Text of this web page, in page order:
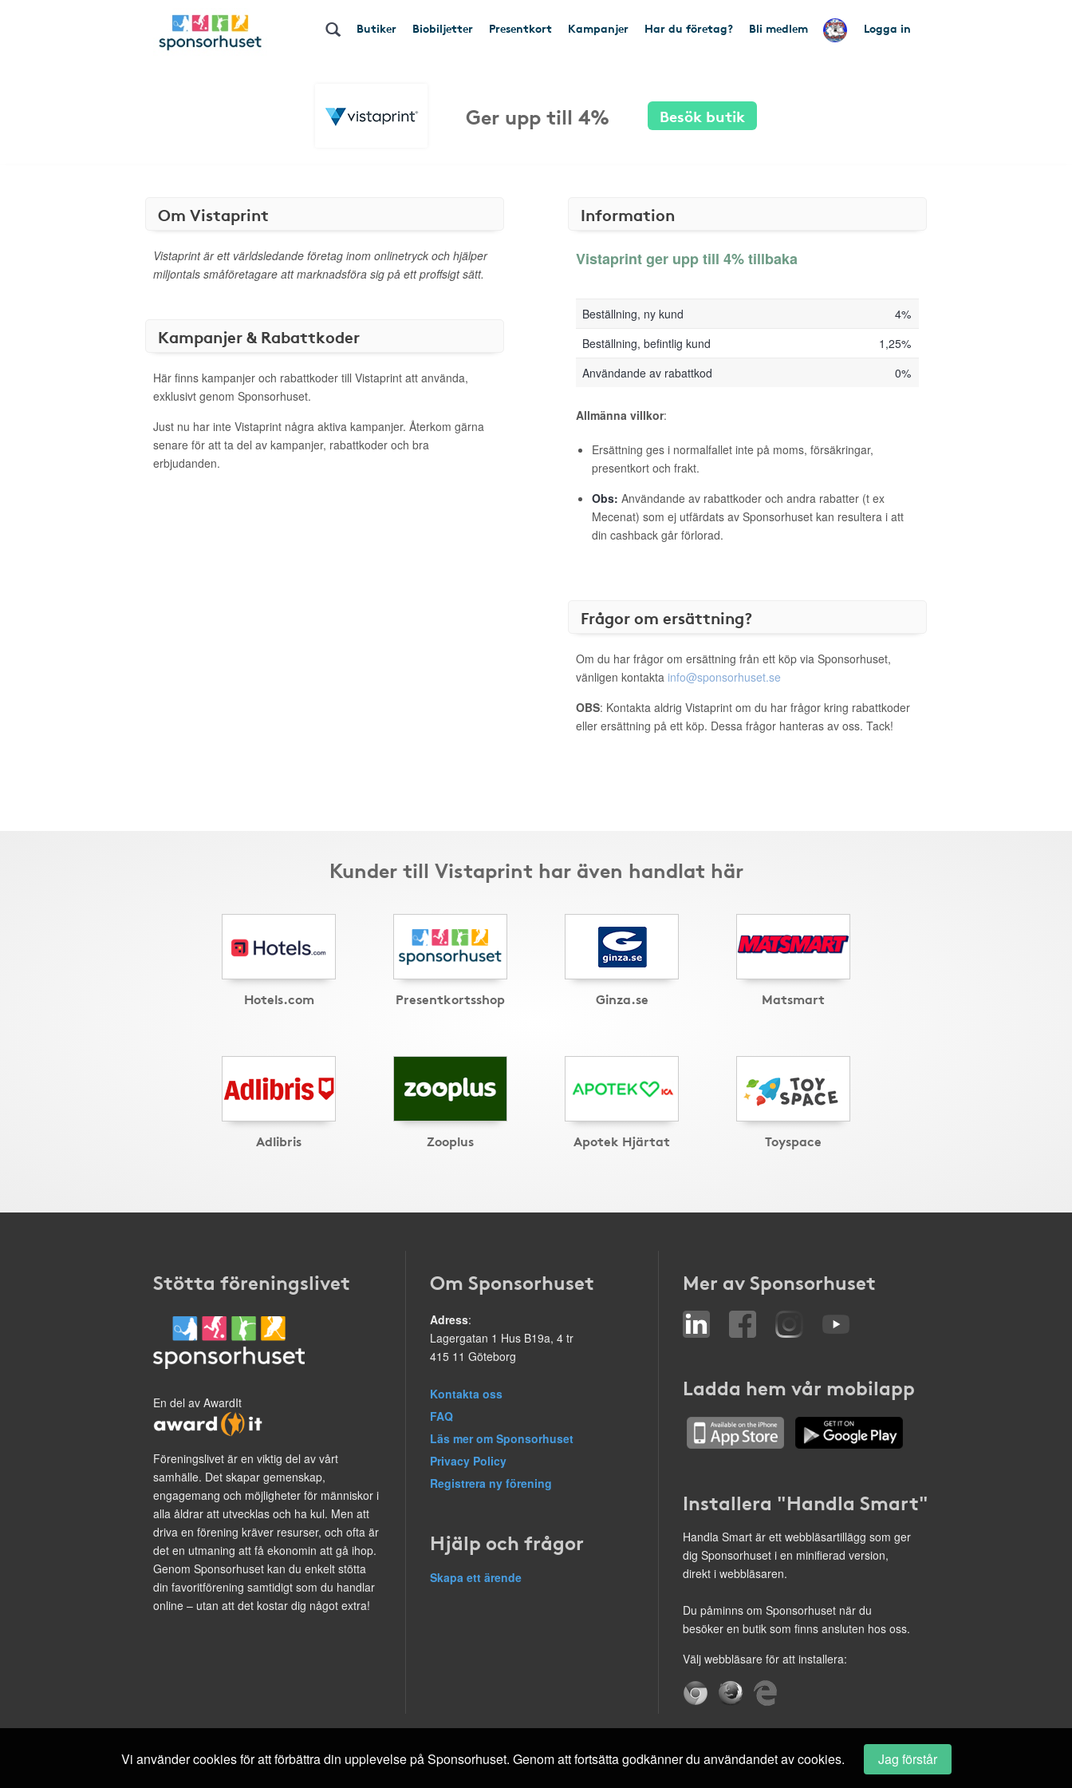
Butiker Biobiljetter Presentkort Kampanjer Har du företag? Bli medlem Logga in
Ger upp till 4% Besök butik
Om Vistaprint
Vistaprint är ett världsledande företag inom onlinetryck och hjälper
miljontals småföretagare att marknadsföra sig på ett proffsigt sätt.
Kampanjer & Rabattkoder
Här finns kampanjer och rabattkoder till Vistaprint att använda,
exklusivt genom Sponsorhuset.
Just nu har inte Vistaprint några aktiva kampanjer. Återkom gärna
senare för att ta del av kampanjer, rabattkoder och bra
erbjudanden.
Information
Vistaprint ger upp till 4% tillbaka
Beställning, ny kund
4%
Beställning, befintlig kund
1,25%
Användande av rabattkod
0%
Allmänna villkor:
Ersättning ges i normalfallet inte på moms, försäkringar,
presentkort och frakt.
Obs: Användande av rabattkoder och andra rabatter (t ex
Mecenat) som ej utfärdats av Sponsorhuset kan resultera i att
din cashback går förlorad.
Frågor om ersättning?
Om du har frågor om ersättning från ett köp via Sponsorhuset,
vänligen kontakta info@sponsorhuset.se
OBS: Kontakta aldrig Vistaprint om du har frågor kring rabattkoder
eller ersättning på ett köp. Dessa frågor hanteras av oss. Tack!
Kunder till Vistaprint har även handlat här
Hotels.com Presentkortsshop Ginza.se Matsmart
Adlibris Zooplus Apotek Hjärtat Toyspace
Stötta föreningslivet
En del av AwardIt
Föreningslivet är en viktig del av vårt
samhälle. Det skapar gemenskap,
engagemang och möjligheter för människor i
alla åldrar att utvecklas och ha kul. Men att
driva en förening kräver resurser, och ofta är
det en utmaning att få ekonomin att gå ihop.
Genom Sponsorhuset kan du enkelt stötta
din favoritförening samtidigt som du handlar
online – utan att det kostar dig något extra!
Om Sponsorhuset
Adress:
Lagergatan 1 Hus B19a, 4 tr
415 11 Göteborg
Kontakta oss
FAQ
Läs mer om Sponsorhuset
Privacy Policy
Registrera ny förening
Hjälp och frågor
Skapa ett ärende
Mer av Sponsorhuset
Ladda hem vår mobilapp
Installera "Handla Smart"
Handla Smart är ett webbläsartillägg som ger
dig Sponsorhuset i en minifierad version,
direkt i webbläsaren.
Du påminns om Sponsorhuset när du
besöker en butik som finns ansluten hos oss.
Välj webbläsare för att installera:
Vi använder cookies för att förbättra din upplevelse på Sponsorhuset. Genom att fortsätta godkänner du användandet av cookies. Jag förstår